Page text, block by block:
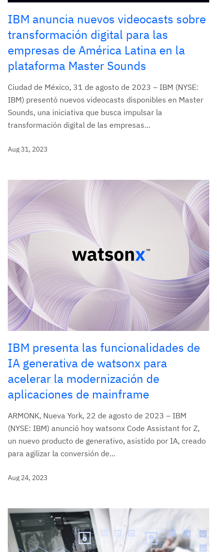
IBM anuncia nuevos videocasts sobre
transformación digital para las
empresas de América Latina en la
plataforma Master Sounds
Ciudad de México, 31 de agosto de 2023 – IBM (NYSE:
IBM) presentó nuevos videocasts disponibles en Master
Sounds, una iniciativa que busca impulsar la
transformación digital de las empresas...
Aug 31, 2023
IBM presenta las funcionalidades de
IA generativa de watsonx para
acelerar la modernización de
aplicaciones de mainframe
ARMONK, Nueva York, 22 de agosto de 2023 – IBM
(NYSE: IBM) anunció hoy watsonx Code Assistant for Z,
un nuevo producto de generativo, asistido por IA, creado
para agilizar la conversión de...
Aug 24, 2023